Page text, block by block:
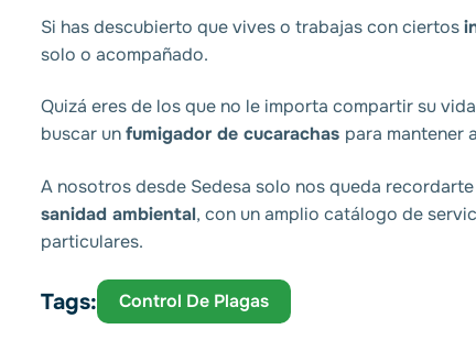
Si has descubierto que vives o trabajas con ciertos
solo o acompañado.
Quizá eres de los que no le importa compartir su
buscar unfumigador de cucarachas para mantener
A nosotros desde Sedesa solo nos queda
sanidad ambiental, con un amplio catálogo de
particulares.
Tags: Control De Plagas